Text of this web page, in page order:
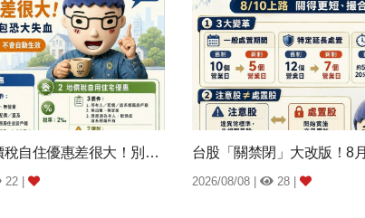
房屋稅、地價稅自住優惠差很大！別傻傻分不清...
22 | 2026/08/08 | 28 |